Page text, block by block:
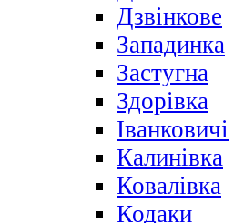
Дзвінкове
Западинка
Застугна
Здорівка
Іванковичі
Калинівка
Ковалівка
Кодаки